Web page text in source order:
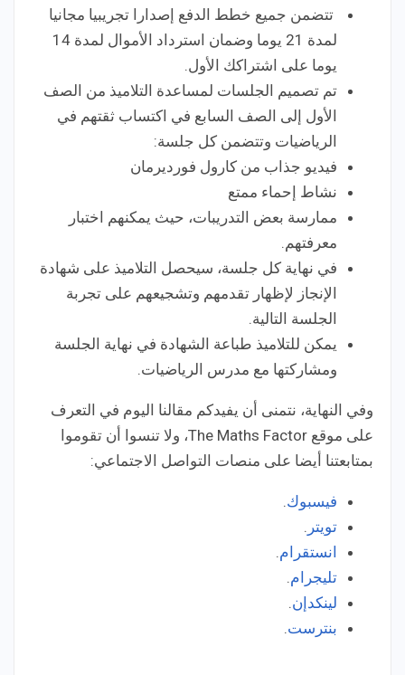
تتضمن جميع خطط الدفع إصدارا تجريبيا مجانيا
لمدة 21 يوما وضمان استرداد الأموال لمدة 14
يوما على اشتراكك الأول.
تم تصميم الجلسات لمساعدة التلاميذ من الصف
الأول إلى الصف السابع في اكتساب ثقتهم في
الرياضيات وتتضمن كل جلسة:
فيديو جذاب من كارول فورديرمان
نشاط إحماء ممتع
ممارسة بعض التدريبات، حيث يمكنهم اختبار
معرفتهم.
في نهاية كل جلسة، سيحصل التلاميذ على شهادة
الإنجاز لإظهار تقدمهم وتشجيعهم على تجربة
الجلسة التالية.
يمكن للتلاميذ طباعة الشهادة في نهاية الجلسة
ومشاركتها مع مدرس الرياضيات.
وفي النهاية، نتمنى أن يفيدكم مقالنا اليوم في التعرف
على موقع The Maths Factor، ولا تنسوا أن تقوموا
بمتابعتنا أيضا على منصات التواصل الاجتماعي:
فيسبوك.
تويتر .
انستقرام.
تليجرام.
لينكدإن.
بنترست.